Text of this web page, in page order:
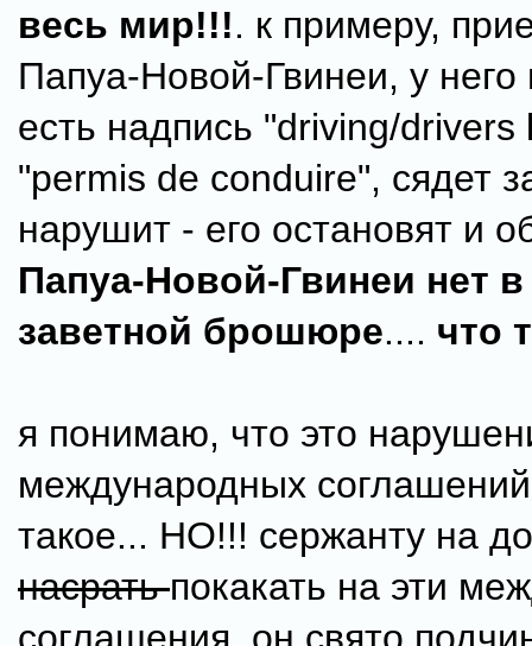
весь мир!!!. к примеру,
Папуа-Новой-Гвинеи, у него
есть надпись "driving/drivers
"permis de conduire", сядет
нарушит - его остановят и
Папуа-Новой-Гвинеи нет в
заветной брошюре.... что
я понимаю, что это
международных
такое... НО!!! сержанту на
насратьпокакать на эти